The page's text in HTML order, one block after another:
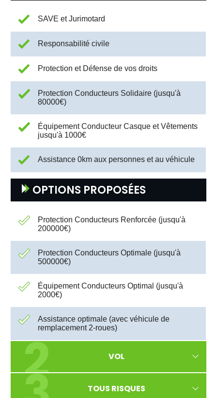
SAVE et Jurimotard
Responsabilité civile
Protection et Défense de vos droits
Protection Conducteurs Solidaire (jusqu'à
80000€)
Équipement Conducteur Casque et Vêtements
jusqu'à 1000€
Assistance 0km aux personnes et au véhicule
OPTIONS PROPOSÉES
Protection Conducteurs Renforcée (jusqu'à
200000€)
Protection Conducteurs Optimale (jusqu'à
500000€)
Équipement Conducteurs Optimal (jusqu'à
2000€)
Assistance optimale (avec véhicule de
remplacement 2-roues)
VOL
LES ESSENTIELLES
TOUS RISQUES